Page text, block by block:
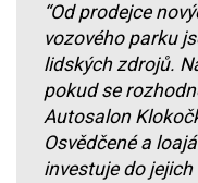
“Od prodejce
vozového parku
lidských zdrojů.
pokud se
Autosalon
Osvědčené a
investuje do jejich